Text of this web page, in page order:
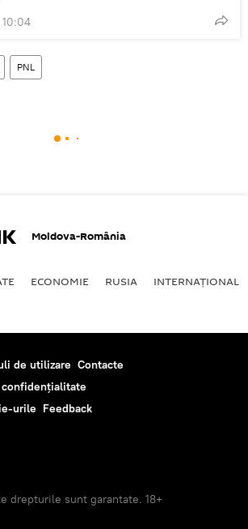
PNL
Moldova-România
ECONOMIE RUSIA INTERNAŢIONAL
de utilizare Contacte
urile Feedback
drepturile sunt garantate. 18+